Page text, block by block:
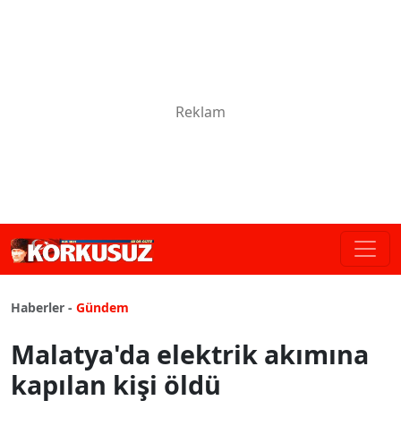
Haberler - Gündem
Malatya'da elektrik akımına
kapılan kişi öldü